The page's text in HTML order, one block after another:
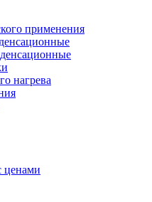
применения
нагрева
ценами